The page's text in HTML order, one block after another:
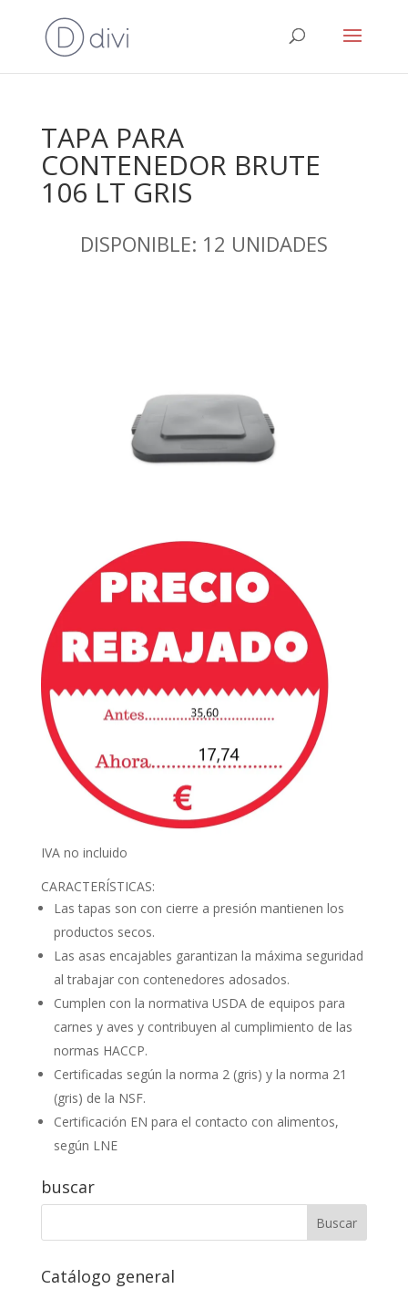
TAPA PARA
CONTENEDOR BRUTE
106 LT GRIS
DISPONIBLE: 12 UNIDADES
IVA no incluido
CARACTERÍSTICAS:
Las tapas son con cierre a presión mantienen los
productos secos.
Las asas encajables garantizan la máxima seguridad
al trabajar con contenedores adosados.
Cumplen con la normativa USDA de equipos para
carnes y aves y contribuyen al cumplimiento de las
normas HACCP.
Certificadas según la norma 2 (gris) y la norma 21
(gris) de la NSF.
Certificación EN para el contacto con alimentos,
según LNE
buscar
Catálogo general